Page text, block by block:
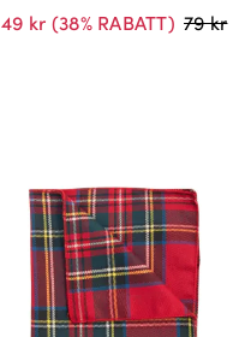
49 kr (38% RABATT) 79 kr